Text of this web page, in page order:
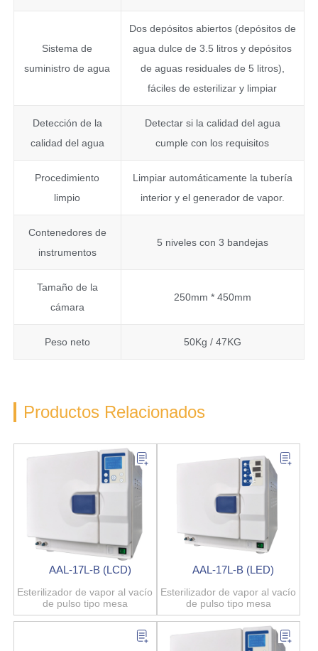
Sistema de
suministro de agua
Dos depósitos abiertos (depósitos de
agua dulce de 3.5 litros y depósitos
de aguas residuales de 5 litros),
fáciles de esterilizar y limpiar
Detección de la
calidad del agua
Detectar si la calidad del agua
cumple con los requisitos
Procedimiento
limpio
Limpiar automáticamente la tubería
interior y el generador de vapor.
Contenedores de
instrumentos
5 niveles con 3 bandejas
Tamaño de la
cámara
250mm * 450mm
Peso neto 50Kg / 47KG
Productos Relacionados
AAL-17L-B (LCD)
Esterilizador de vapor al vacío
de pulso tipo mesa
AAL-17L-B (LED)
Esterilizador de vapor al vacío
de pulso tipo mesa